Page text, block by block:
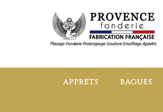
APPRÊTS BAGUES